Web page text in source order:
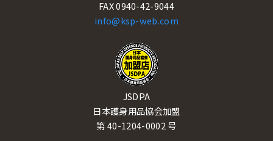
FAX 0940-42-9044
info@ksp-web.com
JSDPA
日本護身用品協会加盟
第 40-1204-0002 号